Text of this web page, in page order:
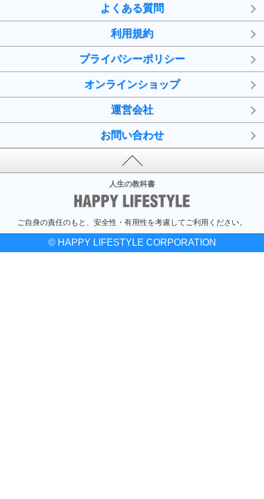
よくある質問
利用規約
プライバシーポリシー
オンラインショップ
運営会社
お問い合わせ
人生の教科書
ご自身の責任のもと、安全性・有用性を考慮してご利用ください。
© HAPPY LIFESTYLE CORPORATION